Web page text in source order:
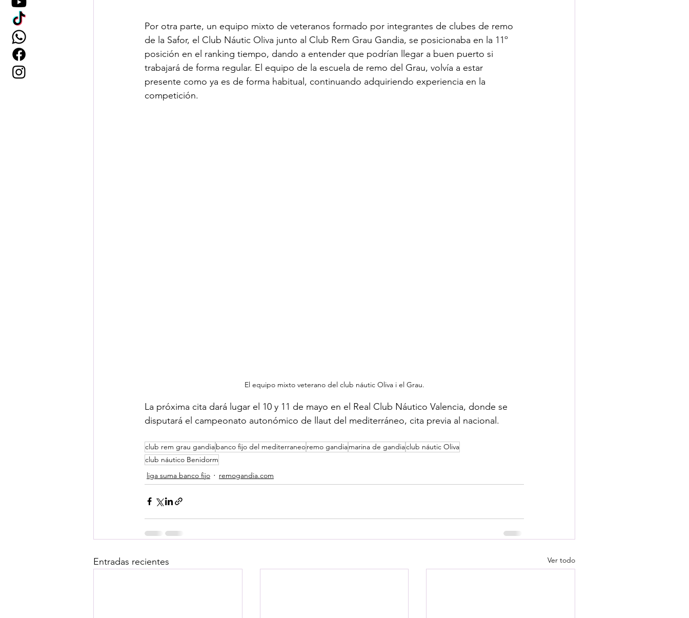
Por otra parte, un equipo mixto de veteranos formado por integrantes de clubes de remo
de la Safor, el Club Náutic Oliva junto al Club Rem Grau Gandia, se posicionaba en la 11º
posición en el ranking tiempo, dando a entender que podrían llegar a buen puerto si
trabajará de forma regular. El equipo de la escuela de remo del Grau, volvía a estar
presente como ya es de forma habitual, continuando adquiriendo experiencia en la
competición.
El equipo mixto veterano del club náutic Oliva i el Grau.
La próxima cita dará lugar el 10 y 11 de mayo en el Real Club Náutico Valencia, donde se
disputará el campeonato autonómico de llaut del mediterráneo, cita previa al nacional.
club rem grau gandiabanco fijo del mediterraneoremo gandiamarina de gandiaclub náutic Oliva
club náutico Benidorm
liga suma banco fijo
remogandia.com
Entradas recientes Ver todo